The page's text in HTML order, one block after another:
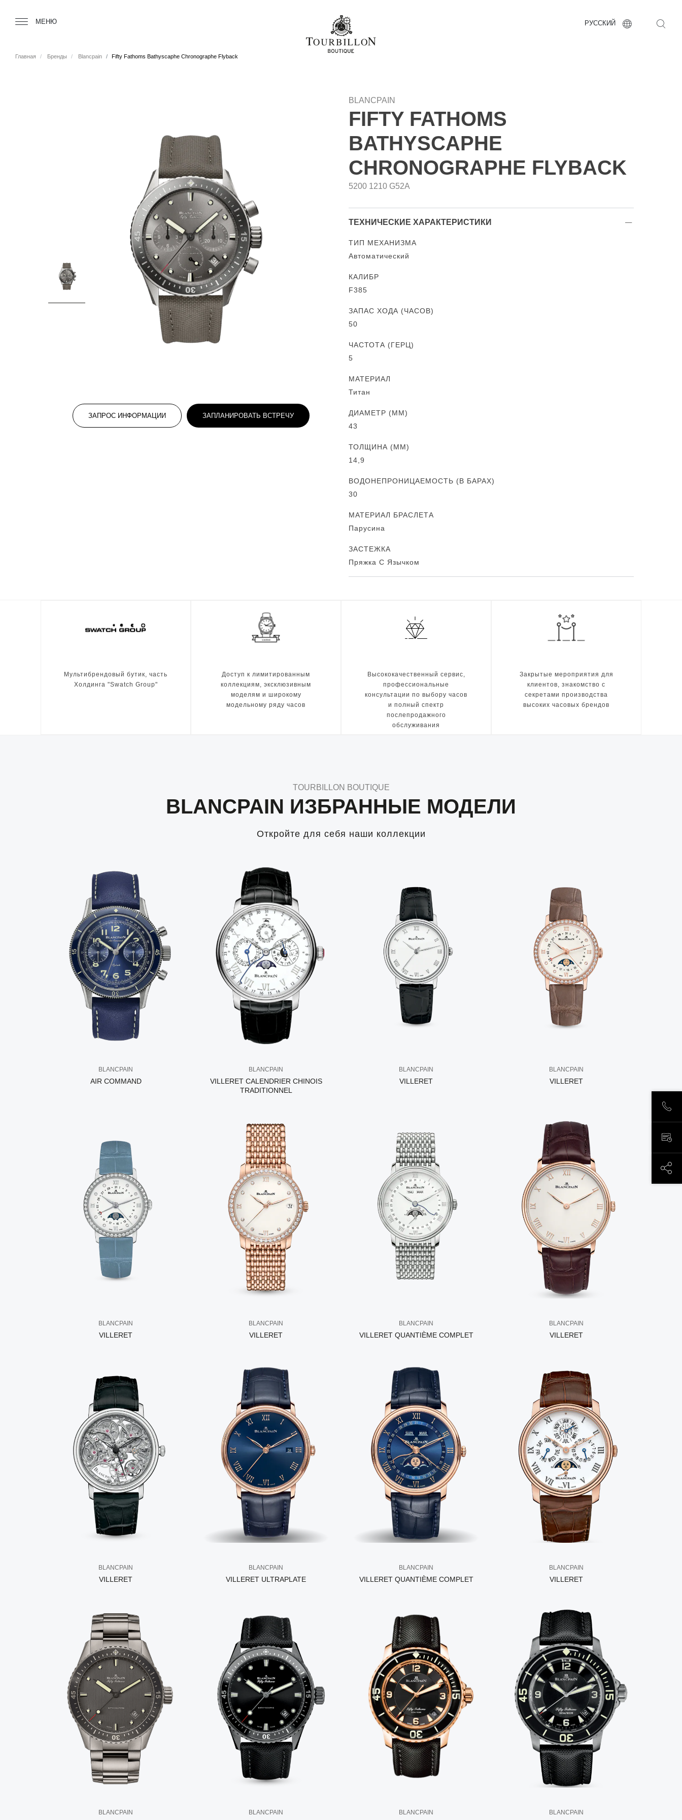
МЕНЮ РУССКИЙ
Главная Бренды Blancpain Fifty Fathoms Bathyscaphe Chronographe Flyback
ЗАПРОС ИНФОРМАЦИИ ЗАПЛАНИРОВАТЬ ВСТРЕЧУ
BLANCPAIN
FIFTY FATHOMS
BATHYSCAPHE
CHRONOGRAPHE FLYBACK
5200 1210 G52A
ТЕХНИЧЕСКИЕ ХАРАКТЕРИСТИКИ
ТИП МЕХАНИЗМА
Автоматический
КАЛИБР
F385
ЗАПАС ХОДА (ЧАСОВ)
50
ЧАСТОТА (ГЕРЦ)
5
МАТЕРИАЛ
Титан
ДИАМЕТР (MM)
43
ТОЛЩИНА (MM)
14,9
ВОДОНЕПРОНИЦАЕМОСТЬ (В БАРАХ)
30
МАТЕРИАЛ БРАСЛЕТА
Парусина
ЗАСТЕЖКА
Пряжка С Язычком
Мультибрендовый бутик, часть
Холдинга "Swatch Group"
Доступ к лимитированным
коллекциям, эксклюзивным
моделям и широкому
модельному ряду часов
Высококачественный сервис,
профессиональные
консультации по выбору часов
и полный спектр
послепродажного
обслуживания
Закрытые мероприятия для
клиентов, знакомство с
секретами производства
высоких часовых брендов
TOURBILLON BOUTIQUE
BLANCPAIN ИЗБРАННЫЕ МОДЕЛИ
Откройте для себя наши коллекции
BLANCPAIN
AIR COMMAND
BLANCPAIN
VILLERET CALENDRIER CHINOIS
TRADITIONNEL
BLANCPAIN
VILLERET
BLANCPAIN
VILLERET
BLANCPAIN
VILLERET
BLANCPAIN
VILLERET
BLANCPAIN
VILLERET QUANTIÈME COMPLET
BLANCPAIN
VILLERET
BLANCPAIN
VILLERET
BLANCPAIN
VILLERET ULTRAPLATE
BLANCPAIN
VILLERET QUANTIÈME COMPLET
BLANCPAIN
VILLERET
BLANCPAIN BLANCPAIN BLANCPAIN BLANCPAIN